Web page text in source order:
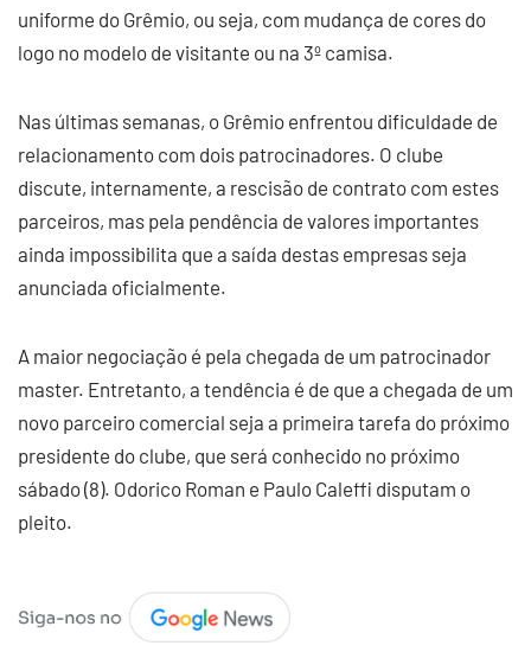
uniforme do Grêmio, ou seja, com mudança de cores do
logo no modelo de visitante ou na 3º camisa.
Nas últimas semanas, o Grêmio enfrentou dificuldade de
relacionamento com dois patrocinadores. O clube
discute, internamente, a rescisão de contrato com estes
parceiros, mas pela pendência de valores importantes
ainda impossibilita que a saída destas empresas seja
anunciada oficialmente.
A maior negociação é pela chegada de um patrocinador
master. Entretanto, a tendência é de que a chegada de um
novo parceiro comercial seja a primeira tarefa do próximo
presidente do clube, que será conhecido no próximo
sábado (8). Odorico Roman e Paulo Caleffi disputam o
pleito.